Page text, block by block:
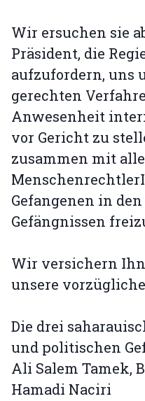
Wir ersuchen sie
Präsident, die
aufzufordern, uns
gerechten
Anwesenheit
vor Gericht zu
zusammen mit
Gefangenen in
Gefängnissen
Wir versichern
unsere
Die drei
und politischen
Ali Salem Tamek,
Hamadi Naciri